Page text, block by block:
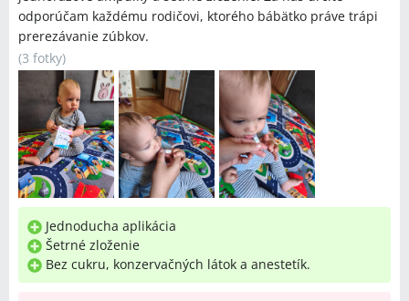
odporúčam každému rodičovi, ktorého bábätko práve trápi
prerezávanie zúbkov.
(3 fotky)
Jednoducha aplikácia
Šetrné zloženie
Bez cukru, konzervačných látok a anestetík.